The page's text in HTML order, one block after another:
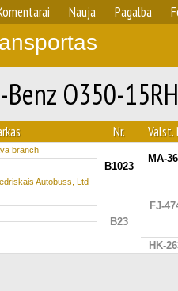
Nauja Pagalba
O350-
Nr. Valst.
branch
B1023
MA-
Autobuss, Ltd
FJ-
B23
HK-